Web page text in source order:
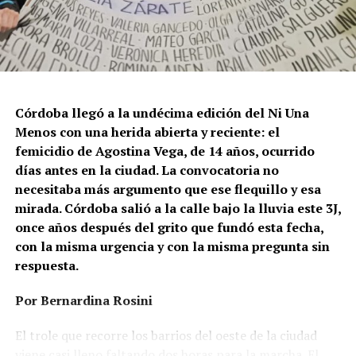
Ganar la vida: La historia de (no)
Córdoba llegó a la undécima edición del Ni Una
Menos con una herida abierta y reciente: el
femicidio de Agostina Vega, de 14 años, ocurrido
días antes en la ciudad. La convocatoria no
necesitaba más argumento que ese flequillo y esa
mirada. Córdoba salió a la calle bajo la lluvia este 3J,
once años después del grito que fundó esta fecha,
con la misma urgencia y con la misma pregunta sin
respuesta.
Por Bernardina Rosini
El trole que recorre los barrios del oeste de la ciudad